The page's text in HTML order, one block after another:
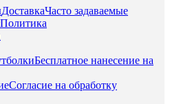
ДоставкаЧасто задаваемые
Политика
Бесплатное нанесение на
Согласие на обработку